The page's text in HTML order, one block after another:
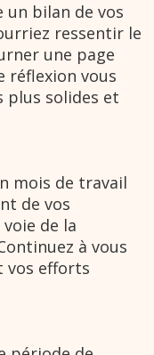
un bilan de vos
ressentir le
une page
réflexion vous
plus solides et
mois de travail
de vos
de la
à vous
vos efforts